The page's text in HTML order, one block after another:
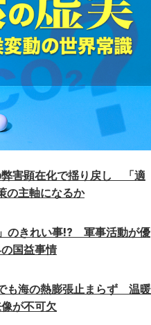
弊害顕在化で揺り戻し 「適
の主軸になるか
のきれい事!? 軍事活動が優
国益事情
も海の熱膨張止まらず 温暖
が不可欠